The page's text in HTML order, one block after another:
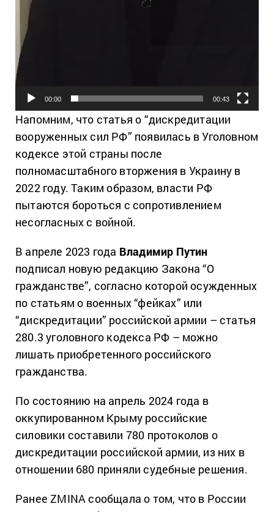
00:00 00:43
Напомним, что статья о “дискредитации
вооруженных сил РФ” появилась в Уголовном
кодексе этой страны после
полномасштабного вторжения в Украину в
2022 году. Таким образом, власти РФ
пытаются бороться с сопротивлением
несогласных с войной.
В апреле 2023 года Владимир Путин
подписал новую редакцию Закона “О
гражданстве”, согласно которой осужденных
по статьям о военных “фейках” или
“дискредитации” российской армии – статья
280.3 уголовного кодекса РФ – можно
лишать приобретенного российского
гражданства.
По состоянию на апрель 2024 года в
оккупированном Крыму российские
силовики составили 780 протоколов о
дискредитации российской армии, из них в
отношении 680 приняли судебные решения.
Ранее ZMINA сообщала о том, что в России